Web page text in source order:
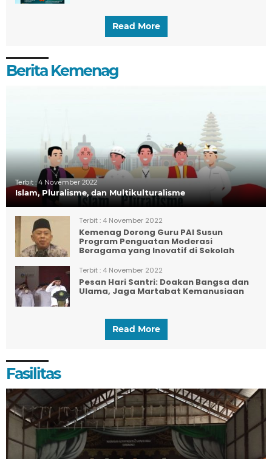
Read More
Berita Kemenag
Terbit :4 November 2022
Islam, Pluralisme, dan Multikulturalisme
Terbit : 4 November 2022
Kemenag Dorong Guru PAI Susun
Program Penguatan Moderasi
Beragama yang Inovatif di Sekolah
Terbit : 4 November 2022
Pesan Hari Santri: Doakan Bangsa dan
Ulama, Jaga Martabat Kemanusiaan
Read More
Fasilitas